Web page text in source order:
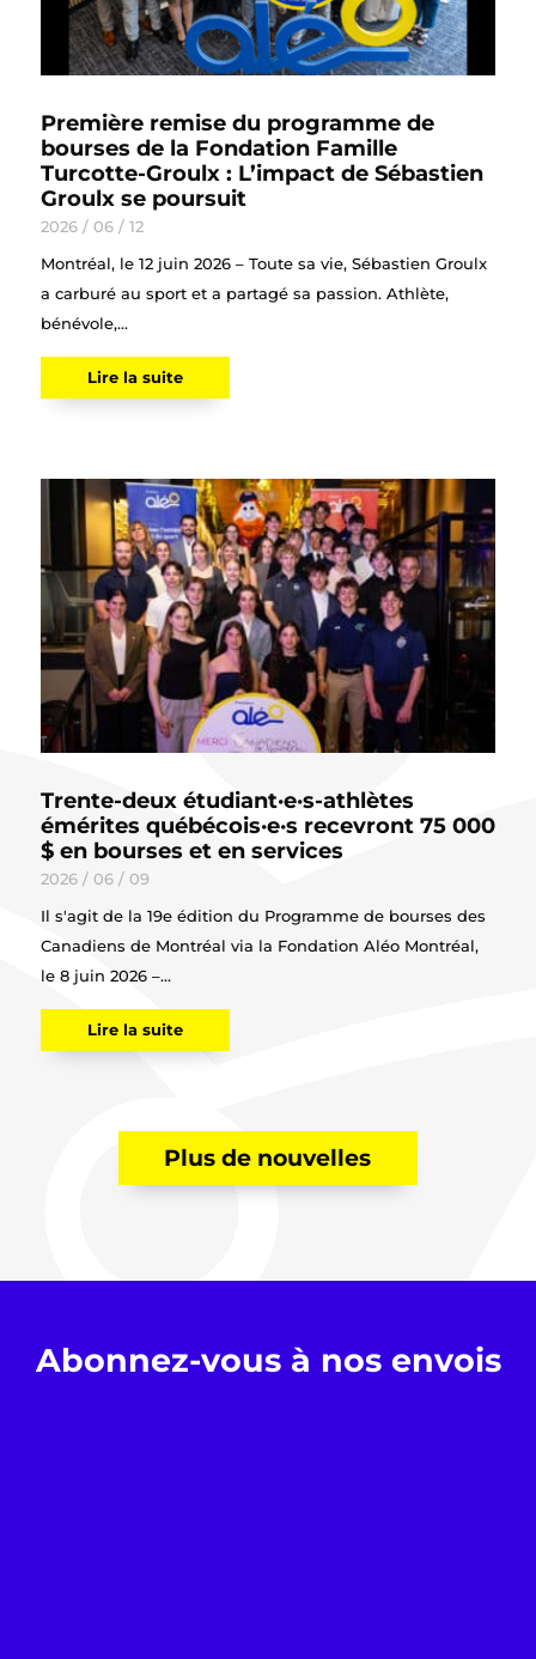
Première remise du programme de
bourses de la Fondation Famille
Turcotte-Groulx : L’impact de Sébastien
Groulx se poursuit
2026 / 06 / 12
Montréal, le 12 juin 2026 – Toute sa vie, Sébastien Groulx
a carburé au sport et a partagé sa passion. Athlète,
bénévole,...
Lire la suite
Trente-deux étudiant·e·s-athlètes
émérites québécois·e·s recevront 75 000
$ en bourses et en services
2026 / 06 / 09
Il s'agit de la 19e édition du Programme de bourses des
Canadiens de Montréal via la Fondation Aléo Montréal,
le 8 juin 2026 –...
Lire la suite
Plus de nouvelles
Abonnez-vous à nos envois